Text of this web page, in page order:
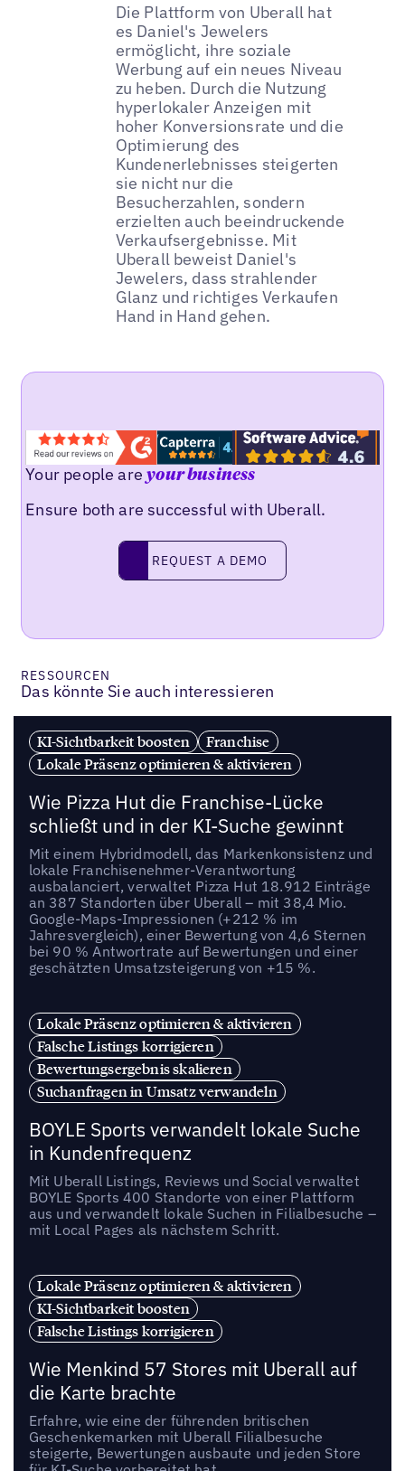
Die Plattform von Uberall hat
es Daniel's Jewelers
ermöglicht, ihre soziale
Werbung auf ein neues Niveau
zu heben. Durch die Nutzung
hyperlokaler Anzeigen mit
hoher Konversionsrate und die
Optimierung des
Kundenerlebnisses steigerten
sie nicht nur die
Besucherzahlen, sondern
erzielten auch beeindruckende
Verkaufsergebnisse. Mit
Uberall beweist Daniel's
Jewelers, dass strahlender
Glanz und richtiges Verkaufen
Hand in Hand gehen.
Your people areyour business
Ensure both are successful with Uberall.
request a demo
REQUEST A DEMO
RESSOURCEN
Das könnte Sie auch interessieren
KI-Sichtbarkeit boosten
Franchise
Lokale Präsenz optimieren & aktivieren
Wie Pizza Hut die Franchise-Lücke
schließt und in der KI-Suche gewinnt
Mit einem Hybridmodell, das Markenkonsistenz und
lokale Franchisenehmer-Verantwortung
ausbalanciert, verwaltet Pizza Hut 18.912 Einträge
an 387 Standorten über Uberall – mit 38,4 Mio.
Google-Maps-Impressionen (+212 % im
Jahresvergleich), einer Bewertung von 4,6 Sternen
bei 90 % Antwortrate auf Bewertungen und einer
geschätzten Umsatzsteigerung von +15 %.
Lokale Präsenz optimieren & aktivieren
Falsche Listings korrigieren
Bewertungsergebnis skalieren
Suchanfragen in Umsatz verwandeln
BOYLE Sports verwandelt lokale Suche
in Kundenfrequenz
Mit Uberall Listings, Reviews und Social verwaltet
BOYLE Sports 400 Standorte von einer Plattform
aus und verwandelt lokale Suchen in Filialbesuche –
mit Local Pages als nächstem Schritt.
Lokale Präsenz optimieren & aktivieren
KI-Sichtbarkeit boosten
Falsche Listings korrigieren
Wie Menkind 57 Stores mit Uberall auf
die Karte brachte
Erfahre, wie eine der führenden britischen
Geschenkemarken mit Uberall Filialbesuche
steigerte, Bewertungen ausbaute und jeden Store